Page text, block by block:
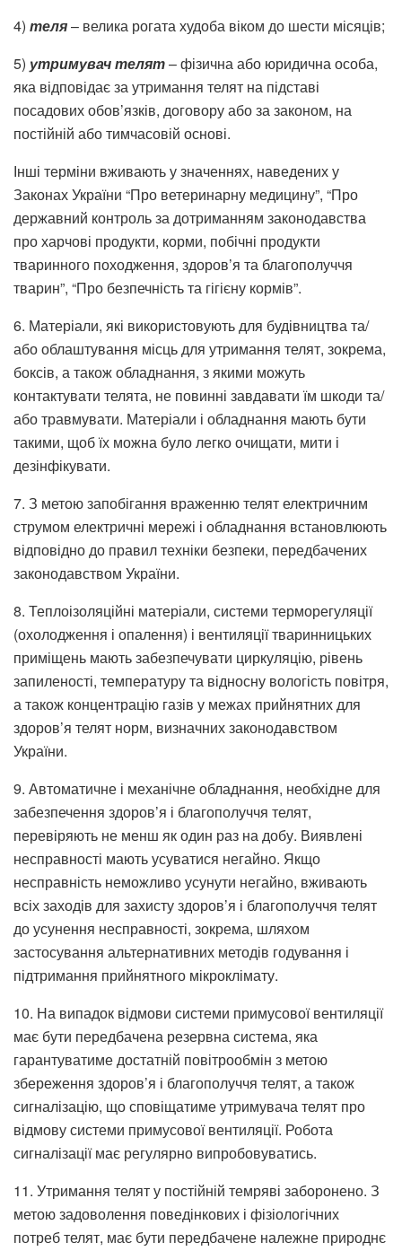
4) теля– велика рогата худоба віком до шести місяців;
5) утримувач телят– фізична або юридична особа,
яка відповідає за утримання телят на підставі
посадових обов’язків, договору або за законом, на
постійній або тимчасовій основі.
Інші терміни вживають у значеннях, наведених у
Законах України “Про ветеринарну медицину”, “Про
державний контроль за дотриманням законодавства
про харчові продукти, корми, побічні продукти
тваринного походження, здоров’я та благополуччя
тварин”, “Про безпечність та гігієну кормів”.
6. Матеріали, які використовують для будівництва та/
або облаштування місць для утримання телят, зокрема,
боксів, а також обладнання, з якими можуть
контактувати телята, не повинні завдавати їм шкоди та/
або травмувати. Матеріали і обладнання мають бути
такими, щоб їх можна було легко очищати, мити і
дезінфікувати.
7. З метою запобігання враженню телят електричним
струмом електричні мережі і обладнання встановлюють
відповідно до правил техніки безпеки, передбачених
законодавством України.
8. Теплоізоляційні матеріали, системи терморегуляції
(охолодження і опалення) і вентиляції тваринницьких
приміщень мають забезпечувати циркуляцію, рівень
запиленості, температуру та відносну вологість повітря,
а також концентрацію газів у межах прийнятних для
здоров’я телят норм, визначних законодавством
України.
9. Автоматичне і механічне обладнання, необхідне для
забезпечення здоров’я і благополуччя телят,
перевіряють не менш як один раз на добу. Виявлені
несправності мають усуватися негайно. Якщо
несправність неможливо усунути негайно, вживають
всіх заходів для захисту здоров’я і благополуччя телят
до усунення несправності, зокрема, шляхом
застосування альтернативних методів годування і
підтримання прийнятного мікроклімату.
10. На випадок відмови системи примусової вентиляції
має бути передбачена резервна система, яка
гарантуватиме достатній повітрообмін з метою
збереження здоров’я і благополуччя телят, а також
сигналізацію, що сповіщатиме утримувача телят про
відмову системи примусової вентиляції. Робота
сигналізації має регулярно випробовуватись.
11. Утримання телят у постійній темряві заборонено. З
метою задоволення поведінкових і фізіологічних
потреб телят, має бути передбачене належне природнє